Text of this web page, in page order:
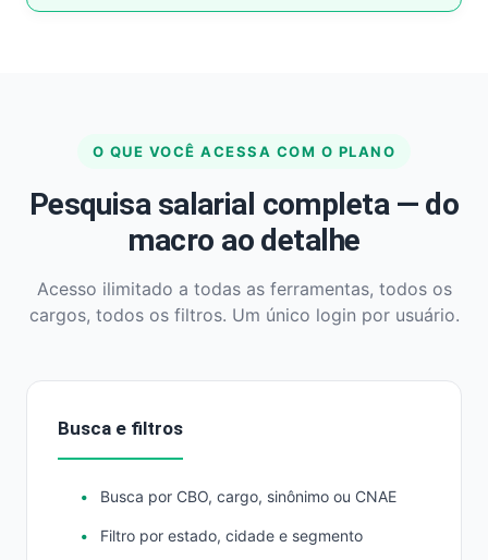
O QUE VOCÊ ACESSA COM O PLANO
Pesquisa salarial completa — do
macro ao detalhe
Acesso ilimitado a todas as ferramentas, todos os
cargos, todos os filtros. Um único login por usuário.
Busca e filtros
Busca por CBO, cargo, sinônimo ou CNAE
Filtro por estado, cidade e segmento